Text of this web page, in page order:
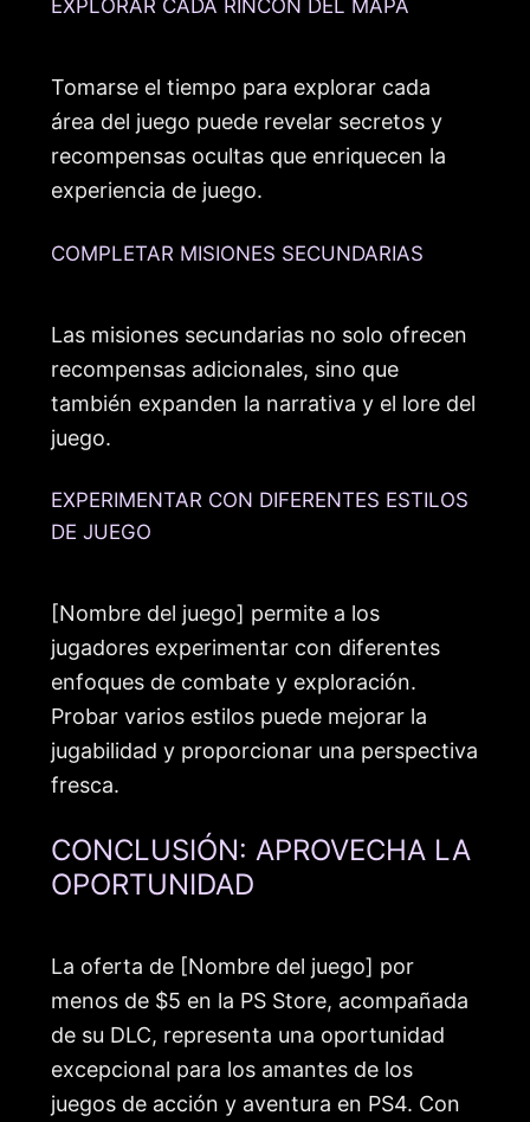
EXPLORAR CADA RINCÓN DEL MAPA
Tomarse el tiempo para explorar cada
área del juego puede revelar secretos y
recompensas ocultas que enriquecen la
experiencia de juego.
COMPLETAR MISIONES SECUNDARIAS
Las misiones secundarias no solo ofrecen
recompensas adicionales, sino que
también expanden la narrativa y el lore del
juego.
EXPERIMENTAR CON DIFERENTES ESTILOS
DE JUEGO
[Nombre del juego] permite a los
jugadores experimentar con diferentes
enfoques de combate y exploración.
Probar varios estilos puede mejorar la
jugabilidad y proporcionar una perspectiva
fresca.
CONCLUSIÓN: APROVECHA LA
OPORTUNIDAD
La oferta de [Nombre del juego] por
menos de $5 en la PS Store, acompañada
de su DLC, representa una oportunidad
excepcional para los amantes de los
juegos de acción y aventura en PS4. Con